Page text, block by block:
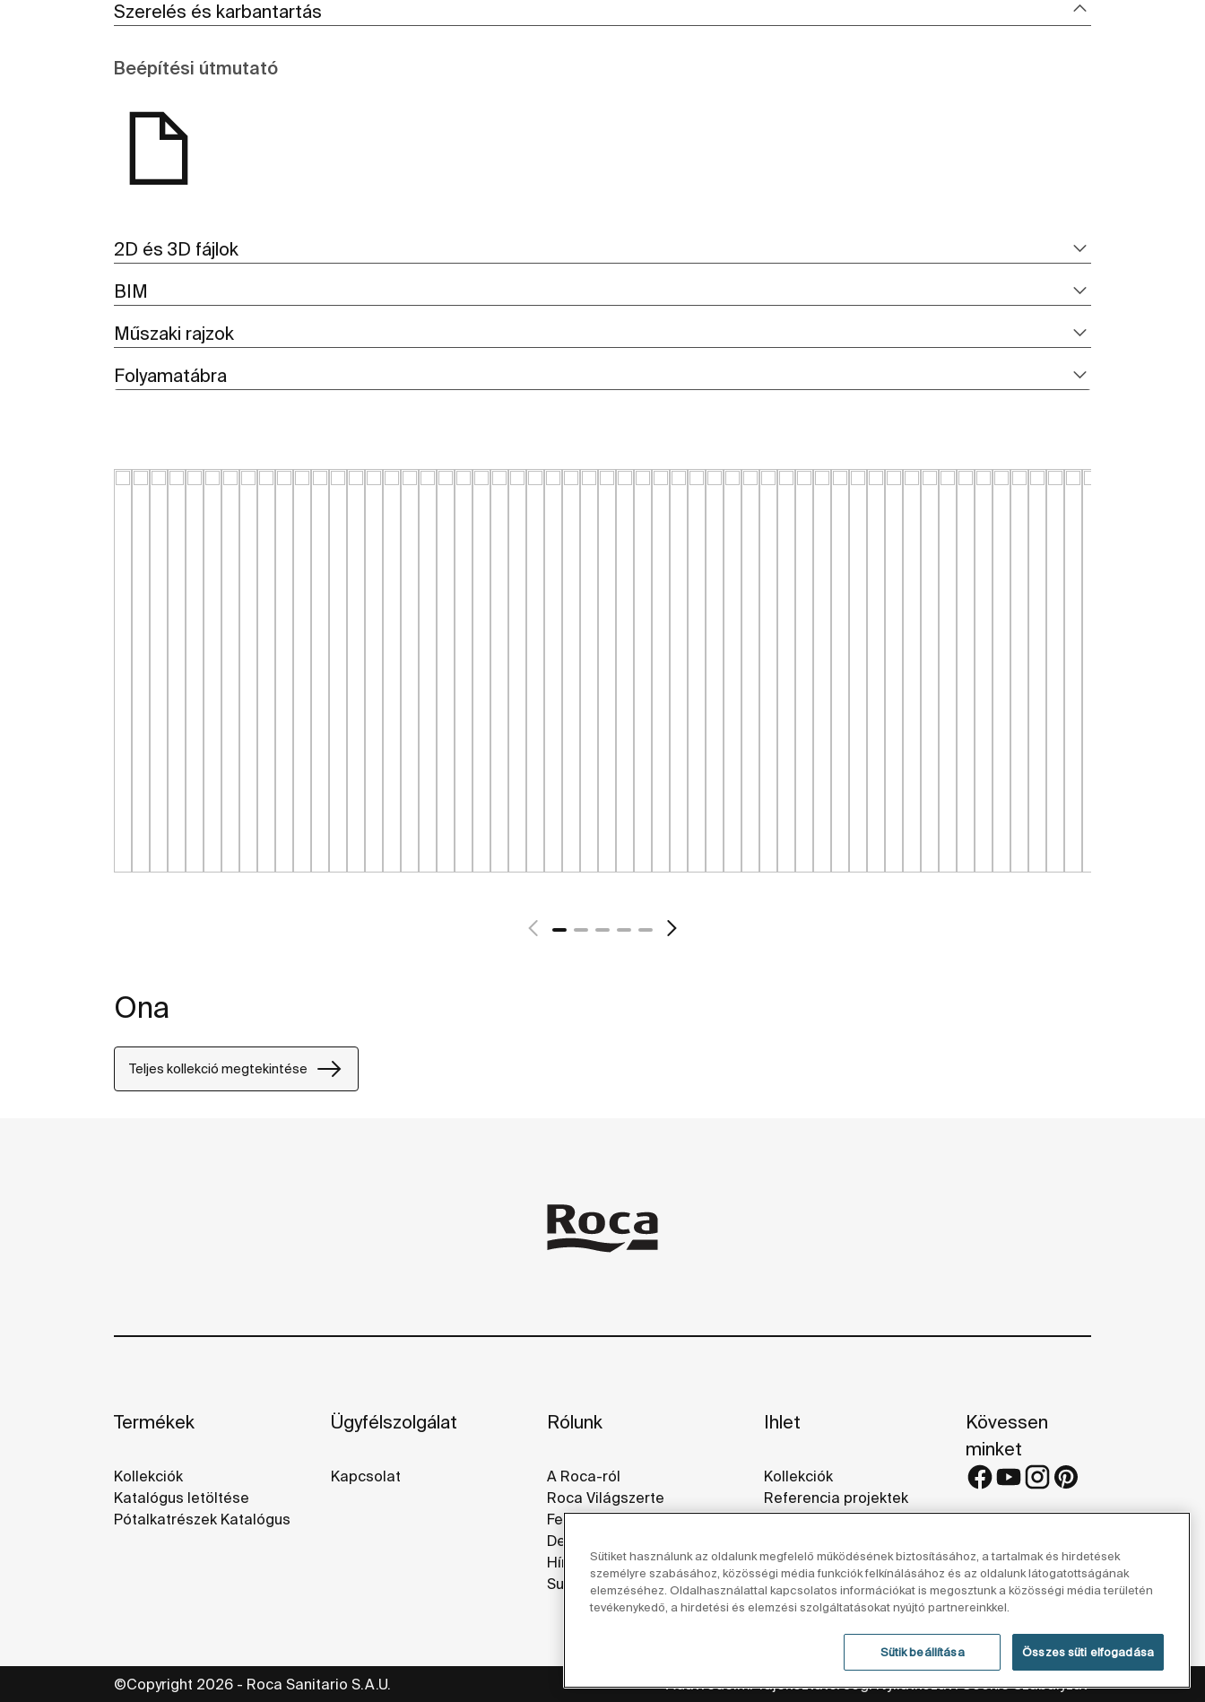
Szerelés és karbantartás
Beépítési útmutató
2D és 3D fájlok
BIM
Műszaki rajzok
Folyamatábra
Ona
Teljes kollekció megtekintése
Termékek
Kollekciók
Katalógus letöltése
Pótalkatrészek Katalógus
Ügyfélszolgálat
Kapcsolat
Rólunk
A Roca-ról
Roca Világszerte
Fenntarthatóság
Design És Innováció
Hírek
Suppliers
Ihlet
Kollekciók
Referencia projektek
Galériák
Kövessen
minket
Adatvédelmi Tájékoztató Jogi Nyilatkozat Cookie Szabályzat
©Copyright 2026 - Roca Sanitario S.A.U.
Sütiket használunk az oldalunk megfelelő működésének biztosításához, a tartalmak és hirdetések
személyre szabásához, közösségi média funkciók felkínálásához és az oldalunk látogatottságának
elemzéséhez. Oldalhasználattal kapcsolatos információkat is megosztunk a közösségi média területén
tevékenykedő, a hirdetési és elemzési szolgáltatásokat nyújtó partnereinkkel.
Sütik beállítása Összes süti elfogadása